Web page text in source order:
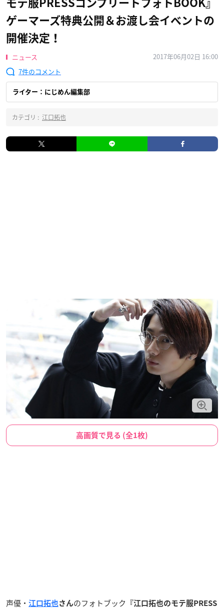
モテ服PRESSコンプリートフォトBOOK』
ゲーマーズ特典公開＆お渡し会イベントの
開催決定！
ニュース
2017年06月02日 16:00
7
ライター：にじめん編集部
カテゴリ : 江口拓也
高画質で見る (全1枚)
声優・ 江口拓也 さんのフォトブック
『江口拓也のモテ服PRESS